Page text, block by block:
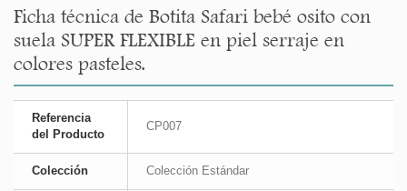
Ficha técnica de Botita Safari bebé osito con
suela SUPER FLEXIBLE en piel serraje en
colores pasteles.
Referencia
del Producto
CP007
Colección Colección Estándar